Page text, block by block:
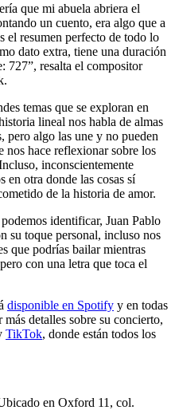
que mi abuela abriera el
un cuento, era algo que a
el resumen perfecto de todo lo
dato extra, tiene una duración
727”, resalta el compositor
temas que se exploran en
lineal nos habla de almas
pero algo las une y no pueden
nos hace reflexionar sobre los
inconscientemente
en otra donde las cosas sí
de la historia de amor.
identificar, Juan Pablo
su toque personal, incluso nos
que podrías bailar mientras
con una letra que toca el
disponible en Spotify y en todas
detalles sobre su concierto,
TikTok, donde están todos los
en Oxford 11, col.